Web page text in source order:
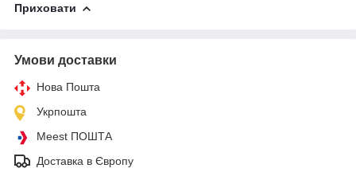
Приховати
Умови доставки
Нова Пошта
Укрпошта
Meest ПОШТА
Доставка в Європу